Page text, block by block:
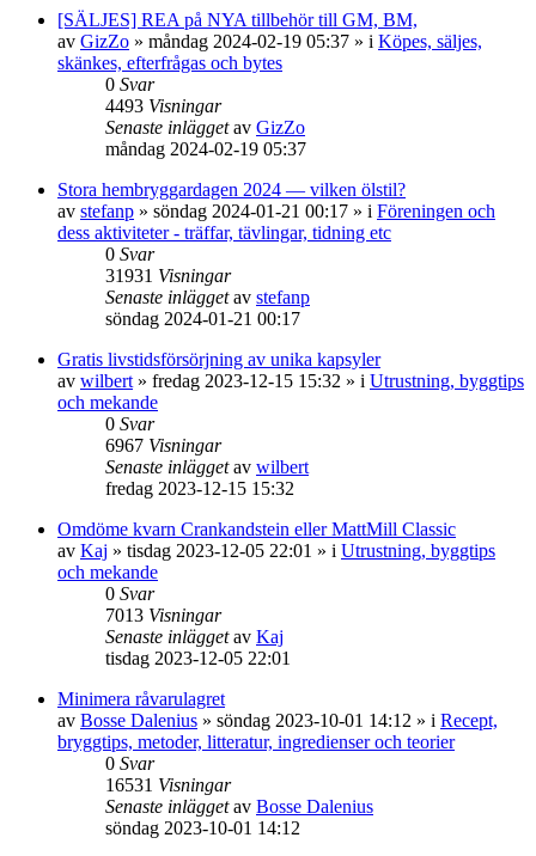
[SÄLJES] REA på NYA tillbehör till GM, BM,
av GizZo » måndag 2024-02-19 05:37 » i Köpes, säljes,
skänkes, efterfrågas och bytes
0 Svar
4493 Visningar
Senaste inläggetav GizZo
måndag 2024-02-19 05:37
Stora hembryggardagen 2024 — vilken ölstil?
av stefanp » söndag 2024-01-21 00:17 » i Föreningen och
dess aktiviteter - träffar, tävlingar, tidning etc
0 Svar
31931 Visningar
Senaste inläggetav stefanp
söndag 2024-01-21 00:17
Gratis livstidsförsörjning av unika kapsyler
av wilbert » fredag 2023-12-15 15:32 » i Utrustning, byggtips
och mekande
0 Svar
6967 Visningar
Senaste inläggetav wilbert
fredag 2023-12-15 15:32
Omdöme kvarn Crankandstein eller MattMill Classic
av Kaj » tisdag 2023-12-05 22:01 » i Utrustning, byggtips
och mekande
0 Svar
7013 Visningar
Senaste inläggetav Kaj
tisdag 2023-12-05 22:01
Minimera råvarulagret
av Bosse Dalenius » söndag 2023-10-01 14:12 » i Recept,
bryggtips, metoder, litteratur, ingredienser och teorier
0 Svar
16531 Visningar
Senaste inläggetav Bosse Dalenius
söndag 2023-10-01 14:12